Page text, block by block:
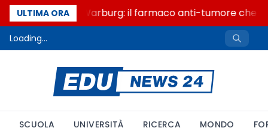
ULTIMA ORA
Un secolo di Warburg: il farmaco anti-tumore che
Loading...
SCUOLA UNIVERSITÀ RICERCA MONDO